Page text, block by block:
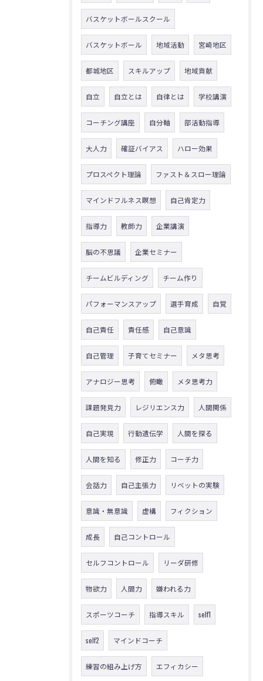
バスケットボールスクール
バスケットボール 地域活動 宮崎地区
都城地区 スキルアップ 地域貢献
自立 自立とは 自律とは 学校講演
コーチング講座 自分軸 部活動指導
大人力 確証バイアス ハロー効果
プロスペクト理論 ファスト＆スロー理論
マインドフルネス瞑想 自己肯定力
指導力 教師力 企業講演
脳の不思議 企業セミナー
チームビルディング チーム作り
パフォーマンスアップ 選手育成 自覚
自己責任 責任感 自己意識
自己管理 子育てセミナー メタ思考
アナロジー思考 俯瞰 メタ思考力
課題発見力 レジリエンス力 人間関係
自己実現 行動遺伝学 人間を探る
人間を知る 修正力 コーチ力
会話力 自己主張力 リベットの実験
意識・無意識 虚構 フィクション
成長 自己コントロール
セルフコントロール リーダ研修
物欲力 人間力 嫌われる力
スポーツコーチ 指導スキル self1
self2 マインドコーチ
練習の組み上げ方 エフィカシー